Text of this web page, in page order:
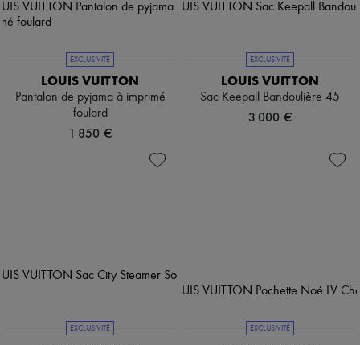
EXCLUSIVITÉ
LOUIS VUITTON
Pantalon de pyjama à imprimé
foulard
1 850 €
EXCLUSIVITÉ
LOUIS VUITTON
Sac Keepall Bandoulière 45
3 000 €
EXCLUSIVITÉ EXCLUSIVITÉ